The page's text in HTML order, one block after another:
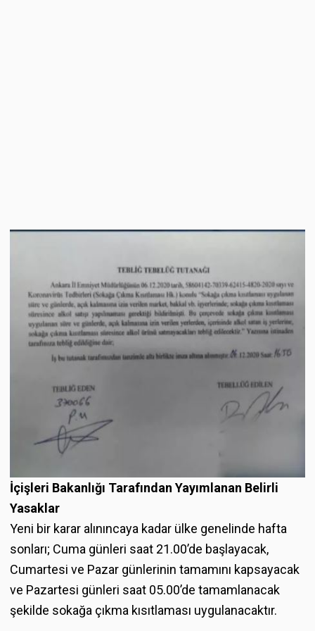
İçişleri Bakanlığı Tarafından Yayımlanan Belirli
Yasaklar
Yeni bir karar alınıncaya kadar ülke genelinde hafta
sonları; Cuma günleri saat 21.00’de başlayacak,
Cumartesi ve Pazar günlerinin tamamını kapsayacak
ve Pazartesi günleri saat 05.00’de tamamlanacak
şekilde sokağa çıkma kısıtlaması uygulanacaktır.